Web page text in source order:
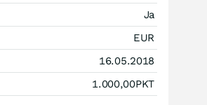
Ja
EUR
16.05.2018
1.000,00PKT